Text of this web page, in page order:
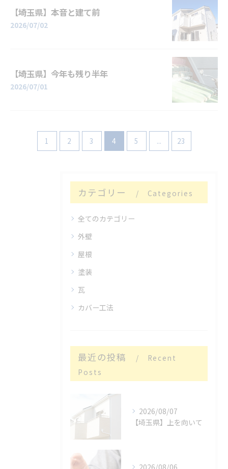
【埼玉県】本音と建て前
2026/07/02
【埼玉県】今年も残り半年
2026/07/01
1 2 3 4 5 ... 23
カテゴリー Categories
全てのカテゴリー
外壁
屋根
塗装
瓦
カバー工法
最近の投稿
Recent
Posts
2026/08/07
【埼玉県】上を向いて
2026/08/06